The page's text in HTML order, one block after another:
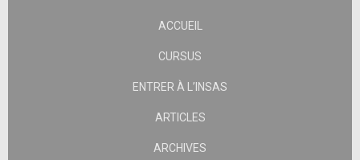
ACCUEIL
CURSUS
ENTRER À L’INSAS
ARTICLES
ARCHIVES